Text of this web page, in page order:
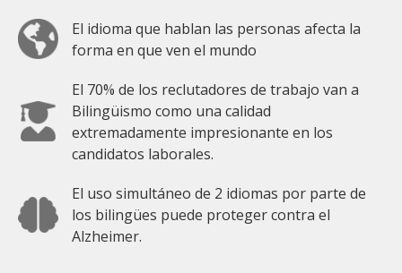
El idioma que hablan las personas afecta la
forma en que ven el mundo
El 70% de los reclutadores de trabajo van a
Bilingüismo como una calidad
extremadamente impresionante en los
candidatos laborales.
El uso simultáneo de 2 idiomas por parte de
los bilingües puede proteger contra el
Alzheimer.